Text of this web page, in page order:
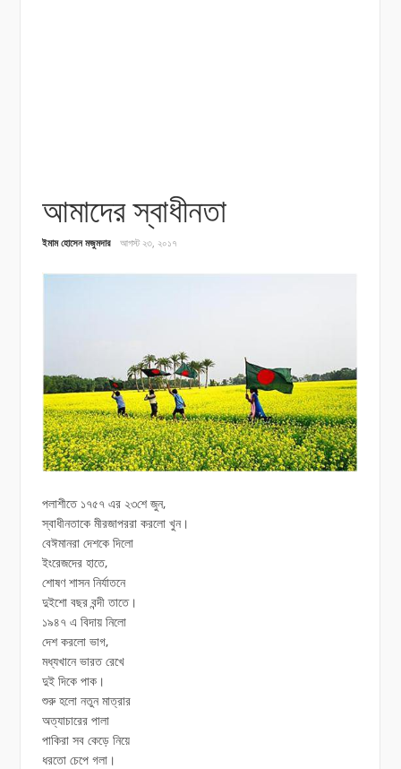
আমাদের স্বাধীনতা
ইমাম হোসেন মজুমদার আগস্ট ২৩, ২০১৭
পলাশীতে ১৭৫৭ এর ২৩শে জুন,
স্বাধীনতাকে মীরজাপররা করলো খুন।
বেঈমানরা দেশকে দিলো
ইংরেজদের হাতে,
শোষণ শাসন নির্যাতনে
দুইশো বছর বন্দী তাতে।
১৯৪৭ এ বিদায় নিলো
দেশ করলো ভাগ,
মধ্যখানে ভারত রেখে
দুই দিকে পাক।
শুরু হলো নতুন মাত্রার
অত্যাচারের পালা
পাকিরা সব কেড়ে নিয়ে
ধরতো চেপে গলা।